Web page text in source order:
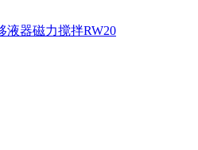
液器磁力搅拌RW20